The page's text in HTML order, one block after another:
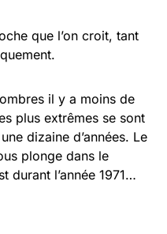
que l’on croit, tant
il y a moins de
plus extrêmes se sont
dizaine d’années. Le
plonge dans le
durant l’année 1971…